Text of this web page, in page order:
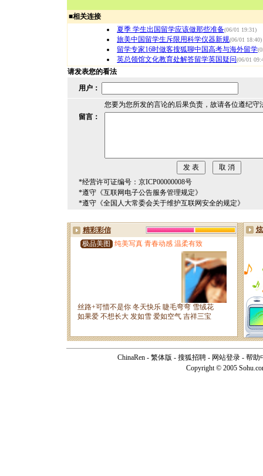
■相关连接
夏季 学生出国留学应该做那些准备(06/01 19:31)
旅美中国留学生斥限用科学仪器新规(06/01 18:40)
留学专家16时做客搜狐聊中国高考与海外留学
英总领馆文化教育处解答留学英国疑问(06/01
请发表您的看法
用户：
您要为您所发的言论的后果负责，故请各位遵纪守
留言：
*经营许可证编号：京ICP00000008号
*遵守《互联网电子公告服务管理规定》
*遵守《全国人大常委会关于维护互联网安全的规定》
ChinaRen - 繁体版 - 搜狐招聘 - 网站登录 - 帮助
Copyright © 2005